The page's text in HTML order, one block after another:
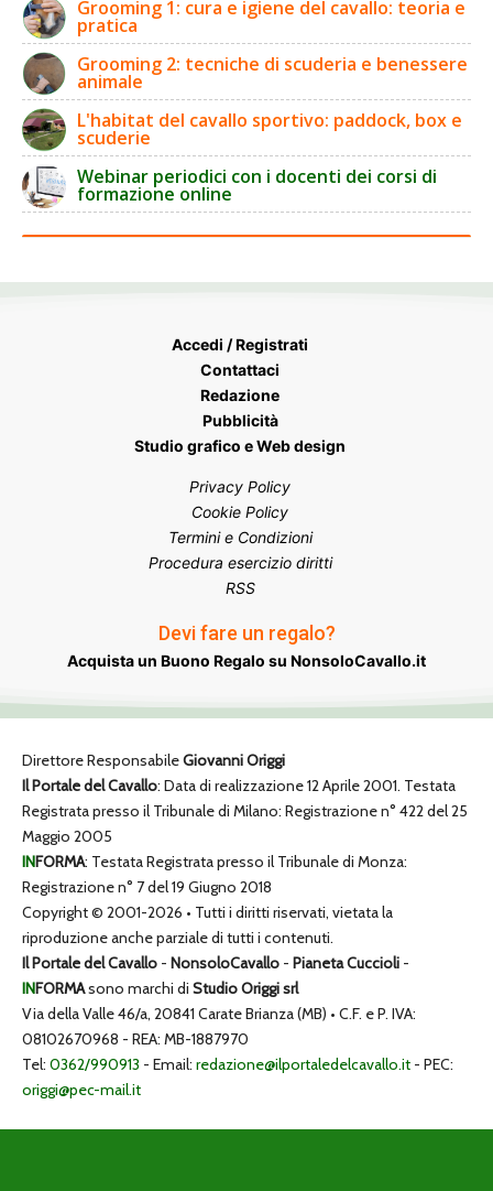
Grooming 1: cura e igiene del cavallo: teoria e
pratica
Grooming 2: tecniche di scuderia e benessere
animale
L'habitat del cavallo sportivo: paddock, box e
scuderie
Webinar periodici con i docenti dei corsi di
formazione online
Accedi / Registrati
Contattaci
Redazione
Pubblicità
Studio grafico e Web design
Privacy Policy
Cookie Policy
Termini e Condizioni
Procedura esercizio diritti
RSS
Devi fare un regalo?
Acquista un Buono Regalo su NonsoloCavallo.it
Direttore ResponsabileGiovanni Origgi
Il Portale del Cavallo: Data di realizzazione 12 Aprile 2001. Testata
Registrata presso il Tribunale di Milano: Registrazione n° 422 del 25
Maggio 2005
INFORMA: Testata Registrata presso il Tribunale di Monza:
Registrazione n° 7 del 19 Giugno 2018
Copyright © 2001-2026 • Tutti i diritti riservati, vietata la
riproduzione anche parziale di tutti i contenuti.
Il Portale del Cavallo - NonsoloCavallo - Pianeta Cuccioli -
INFORMAsono marchi di Studio Origgi srl
Via della Valle 46/a, 20841 Carate Brianza (MB) • C.F. e P. IVA:
08102670968 - REA: MB-1887970
Tel: 0362/990913 - Email: redazione@ilportaledelcavallo.it - PEC:
origgi@pec-mail.it